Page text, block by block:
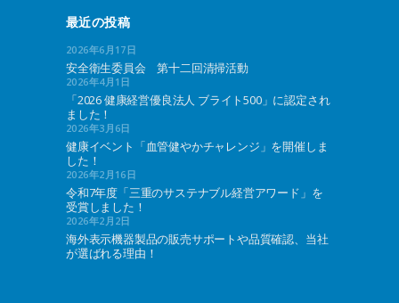
最近の投稿
2026年6月17日
安全衛生委員会 第十二回清掃活動
2026年4月1日
「2026 健康経営優良法人 ブライト500」に認定され
ました！
2026年3月6日
健康イベント「血管健やかチャレンジ」を開催しま
した！
2026年2月16日
令和7年度「三重のサステナブル経営アワード」を
受賞しました！
2026年2月2日
海外表示機器製品の販売サポートや品質確認、当社
が選ばれる理由！